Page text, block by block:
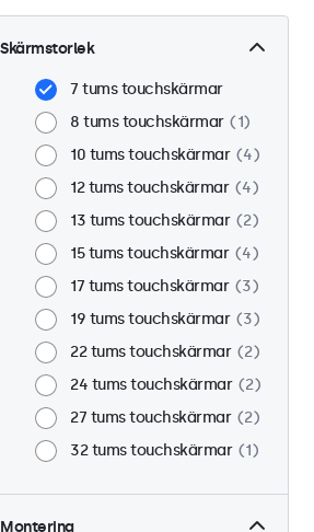
Skärmstorlek
7 tums touchskärmar
8 tums touchskärmar
1
10 tums touchskärmar
4
12 tums touchskärmar
4
13 tums touchskärmar
2
15 tums touchskärmar
4
17 tums touchskärmar
3
19 tums touchskärmar
3
22 tums touchskärmar
2
24 tums touchskärmar
2
27 tums touchskärmar
2
32 tums touchskärmar
1
Montering